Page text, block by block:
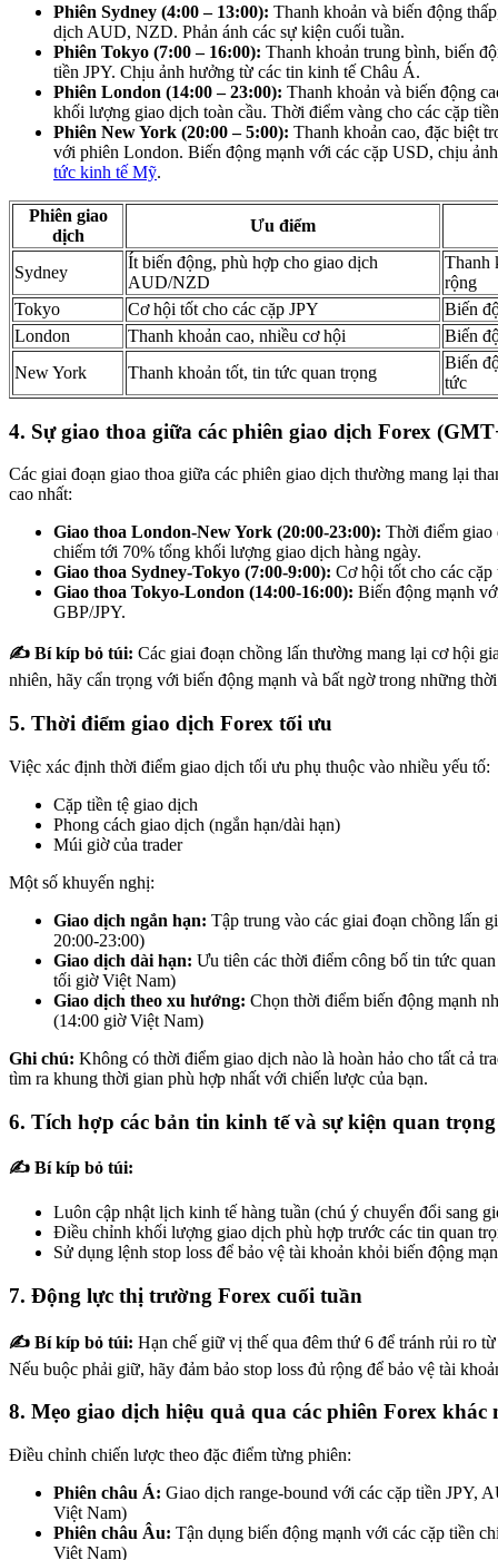
Phiên Sydney (4:00 – 13:00): Thanh khoản và biến động
dịch AUD, NZD. Phản ánh các sự kiện cuối tuần.
Phiên Tokyo (7:00 – 16:00): Thanh khoản trung bình, biến
tiền JPY. Chịu ảnh hưởng từ các tin kinh tế Châu Á.
Phiên London (14:00 – 23:00): Thanh khoản và biến động
khối lượng giao dịch toàn cầu. Thời điểm vàng cho các cặp
Phiên New York (20:00 – 5:00): Thanh khoản cao, đặc biệt
với phiên London. Biến động mạnh với các cặp USD, chịu
tức kinh tế Mỹ.
Phiên giao
dịch
Ưu điểm
Sydney
Ít biến động, phù hợp cho giao dịch
AUD/NZD
Thanh
rộng
Tokyo
Cơ hội tốt cho các cặp JPY
Biến
London
Thanh khoản cao, nhiều cơ hội
Biến
New York
Thanh khoản tốt, tin tức quan trọng
Biến
tức
4. Sự giao thoa giữa các phiên giao dịch Forex
Các giai đoạn giao thoa giữa các phiên giao dịch thường mang lại
cao nhất:
Giao thoa London-New York (20:00-23:00): Thời điểm giao
chiếm tới 70% tổng khối lượng giao dịch hàng ngày.
Giao thoa Sydney-Tokyo (7:00-9:00): Cơ hội tốt cho các
Giao thoa Tokyo-London (14:00-16:00): Biến động mạnh
GBP/JPY.
✍️ Bí kíp bỏ túi: Các giai đoạn chồng lấn thường mang lại cơ hội
nhiên, hãy cẩn trọng với biến động mạnh và bất ngờ trong những
5. Thời điểm giao dịch Forex tối ưu
Việc xác định thời điểm giao dịch tối ưu phụ thuộc vào nhiều yếu tố:
Cặp tiền tệ giao dịch
Phong cách giao dịch (ngắn hạn/dài hạn)
Múi giờ của trader
Một số khuyến nghị:
Giao dịch ngắn hạn: Tập trung vào các giai đoạn chồng lấn
20:00-23:00)
Giao dịch dài hạn: Ưu tiên các thời điểm công bố tin tức
tối giờ Việt Nam)
Giao dịch theo xu hướng: Chọn thời điểm biến động mạnh
(14:00 giờ Việt Nam)
Ghi chú: Không có thời điểm giao dịch nào là hoàn hảo cho tất cả
tìm ra khung thời gian phù hợp nhất với chiến lược của bạn.
6. Tích hợp các bản tin kinh tế và sự kiện quan trọng
✍️ Bí kíp bỏ túi:
Luôn cập nhật lịch kinh tế hàng tuần (chú ý chuyển đổi sang
Điều chỉnh khối lượng giao dịch phù hợp trước các tin quan
Sử dụng lệnh stop loss để bảo vệ tài khoản khỏi biến động
7. Động lực thị trường Forex cuối tuần
✍️ Bí kíp bỏ túi: Hạn chế giữ vị thế qua đêm thứ 6 để tránh rủi ro
Nếu buộc phải giữ, hãy đảm bảo stop loss đủ rộng để bảo vệ tài
8. Mẹo giao dịch hiệu quả qua các phiên Forex khác
Điều chỉnh chiến lược theo đặc điểm từng phiên:
Phiên châu Á: Giao dịch range-bound với các cặp tiền JPY,
Việt Nam)
Phiên châu Âu: Tận dụng biến động mạnh với các cặp tiền
Việt Nam)